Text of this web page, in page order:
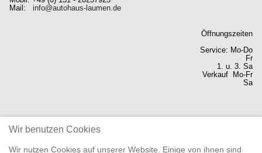
Mail:info@autohaus-laumen.de
Öffnungszeiten
Service: Mo-Do
Fr
1. u. 3. Sa
Verkauf Mo-Fr
Sa
07:30-16:30 Uhr
09:00-13:00 Uhr
Wir benutzen Cookies
Wir nutzen Cookies auf unserer Website. Einige von ihnen sind